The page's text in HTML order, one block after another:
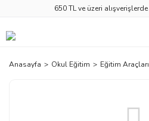
650 TL ve üzeri alışverişlerde
Anasayfa Okul Eğitim Eğitim Araçları